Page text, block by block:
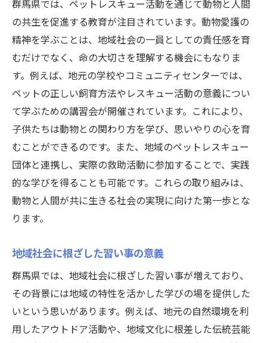
群馬県では、ペットレスキュー活動を通じて動物と人間
の共生を促進する教育が注目されています。動物愛護の
精神を学ぶことは、地域社会の一員としての責任感を育
むだけでなく、命の大切さを理解する機会にもなりま
す。例えば、地元の学校やコミュニティセンターでは、
ペットの正しい飼育方法やレスキュー活動の意義につい
て学ぶための講習会が開催されています。これにより、
子供たちは動物との関わり方を学び、思いやりの心を育
むことができるのです。また、地域のペットレスキュー
団体と連携し、実際の救助活動に参加することで、実践
的な学びを得ることも可能です。これらの取り組みは、
動物と人間が共に生きる社会の実現に向けた第一歩とな
ります。
地域社会に根ざした習い事の意義
群馬県では、地域社会に根ざした習い事が増えており、
その背景には地域の特性を活かした学びの場を提供した
いという思いがあります。例えば、地元の自然環境を利
用したアウトドア活動や、地域文化に根差した伝統芸能